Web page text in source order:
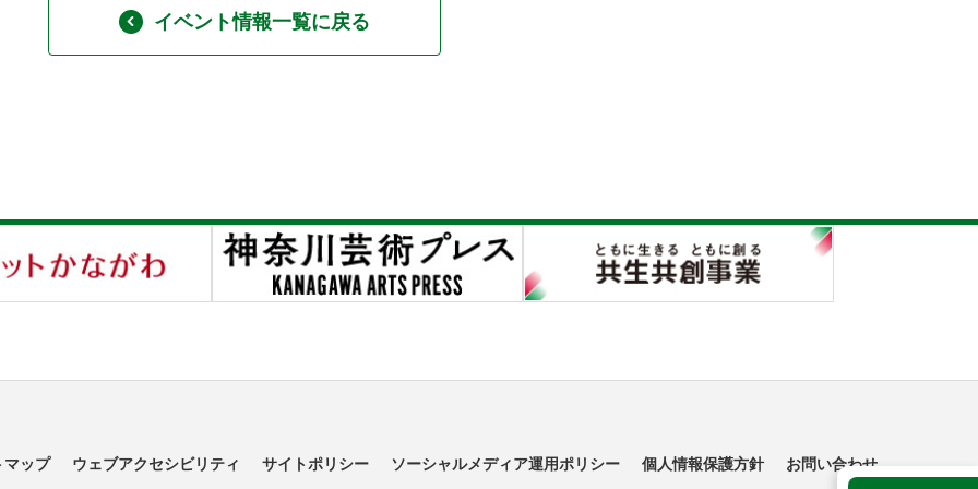
イベント情報一覧に戻る
マップ ウェブアクセシビリティ サイトポリシー ソーシャルメディア運用ポリシー 個人情報保護方針 お問い合わせ